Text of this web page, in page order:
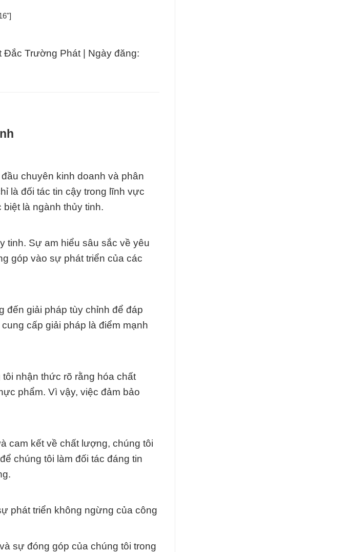
Đắc Trường Phát | Ngày đăng:
chuyên kinh doanh và phân
là đối tác tin cậy trong lĩnh vực
là ngành thủy tinh.
tinh. Sự am hiểu sâu sắc về yêu
góp vào sự phát triển của các
đến giải pháp tùy chỉnh để đáp
cấp giải pháp là điểm mạnh
nhận thức rõ rằng hóa chất
phẩm. Vì vậy, việc đảm bảo
cam kết về chất lượng, chúng tôi
chúng tôi làm đối tác đáng tin
phát triển không ngừng của công
sự đóng góp của chúng tôi trong